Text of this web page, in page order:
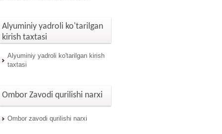
Alyuminiy yadroli ko'tarilgan
kirish taxtasi
Alyuminiy yadroli ko'tarilgan kirish
taxtasi
Ombor Zavodi qurilishi narxi
Ombor zavodi qurilishi narxi